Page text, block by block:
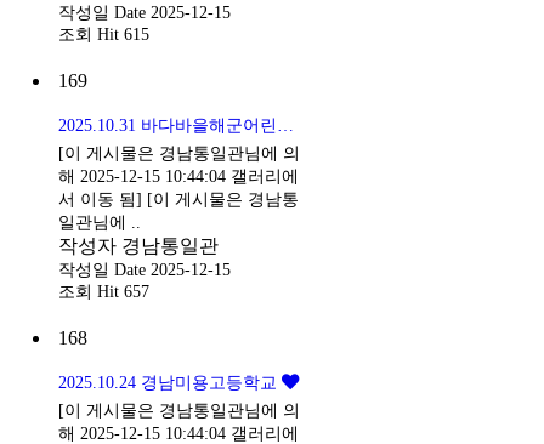
작성일 Date 2025-12-15
조회 Hit 615
169
[이 게시물은 경남통일관님에 의
해 2025-12-15 10:44:04 갤러리에
서 이동 됨] [이 게시물은 경남통
일관님에 ..
작성자 경남통일관
작성일 Date 2025-12-15
조회 Hit 657
168
2025.10.24 경남미용고등학교
[이 게시물은 경남통일관님에 의
해 2025-12-15 10:44:04 갤러리에